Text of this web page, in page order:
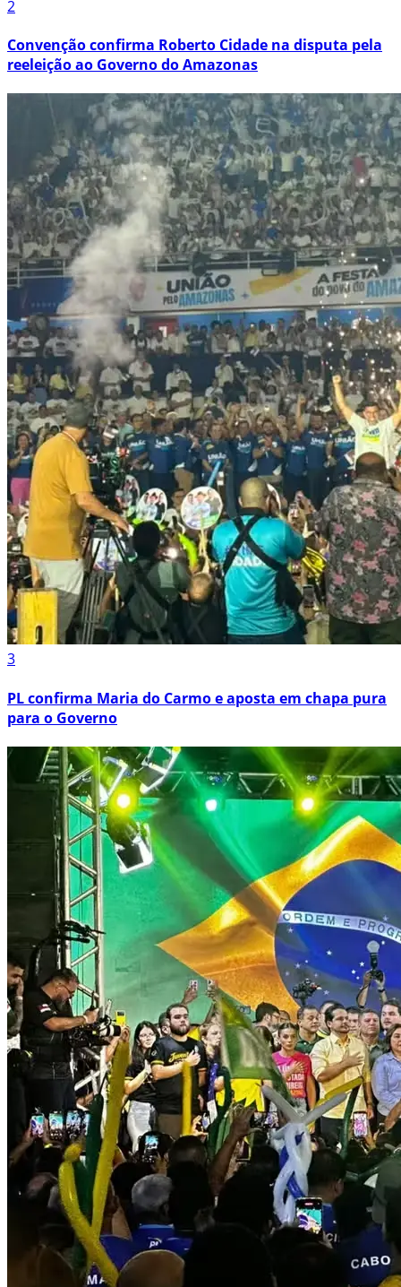
2
Convenção confirma Roberto Cidade na disputa pela
reeleição ao Governo do Amazonas
3
PL confirma Maria do Carmo e aposta em chapa pura
para o Governo